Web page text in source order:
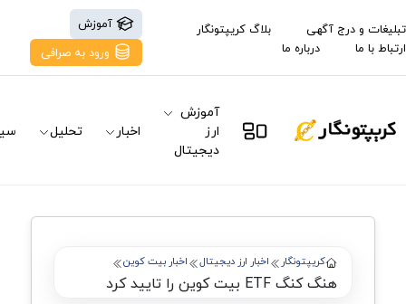
تبلیغات و درج آگهی
بلاگ کریپتونگار
ارتباط با ما
درباره ما
آموزش
ورود به صرافی
آموزش
ارز
دیجیتال
اخبار تحلیل
کریپتونگار اخبار ارز دیجیتال اخبار بیت کوین
هنگ کنگ ETF بیت کوین را تایید کرد